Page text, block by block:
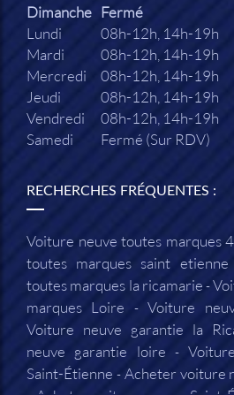
Dimanche Fermé
Lundi
08h-12h, 14h-19h
Mardi
08h-12h, 14h-19h
Mercredi
08h-12h, 14h-19h
Jeudi
08h-12h, 14h-19h
Vendredi
08h-12h, 14h-19h
Samedi
Fermé (Sur RDV)
RECHERCHES FRÉQUENTES :
Voiture neuve toutes marques
toutes marques saint etienne
toutes marques la ricamarie
marques Loire
Voiture
Voiture neuve garantie la
neuve garantie loire
Saint-Étienne
Acheter voiture